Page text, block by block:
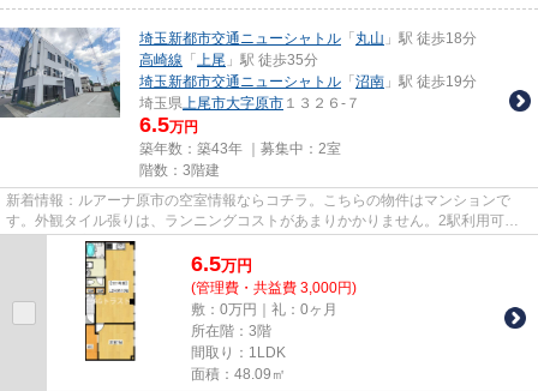
埼玉新都市交通ニューシャトル 「 丸山 」駅 徒歩18分
高崎線 「 上尾 」駅 徒歩35分
埼玉新都市交通ニューシャトル 「 沼南 」駅 徒歩19分
埼玉県上尾市大字原市 １３２６-７
6.5万円
築年数：築43年 ｜募集中： 2室
階数：3階建
新着情報：ルアーナ原市の空室情報ならコチラ。こちらの物件はマンションで
す。外観タイル張りは、ランニングコストがあまりかかりません。2駅利用可能
な利便性の高い物件です。当社ス...
6.5万円
(管理費・共益費 3,000円)
敷：0万円｜礼：0ヶ月
所在階：3階
間取り：1LDK
面積：48.09㎡